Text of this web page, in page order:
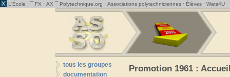
L'École · ˜˜ FX · AX ˜˜ Polytechnique.org · Associations polytechniciennes · Élèves · Wats4U
tous les groupes
documentation
Promotion 1961 :